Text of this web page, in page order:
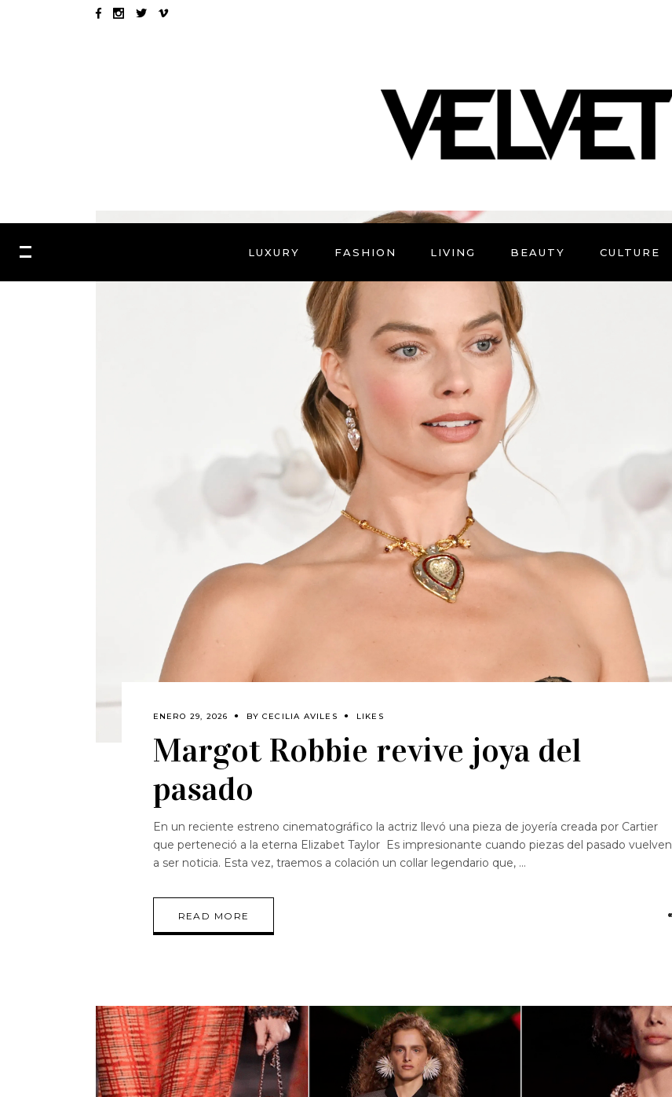
LUXURY FASHION LIVING BEAUTY CULTURE
ENERO 29, 2026 BY CECILIA AVILES LIKES
Margot Robbie revive joya del
pasado
En un reciente estreno cinematográfico la actriz llevó una pieza de joyería creada por Cartier
que perteneció a la eterna Elizabet Taylor Es impresionante cuando piezas del pasado vuelven
a ser noticia. Esta vez, traemos a colación un collar legendario que,
READ MORE